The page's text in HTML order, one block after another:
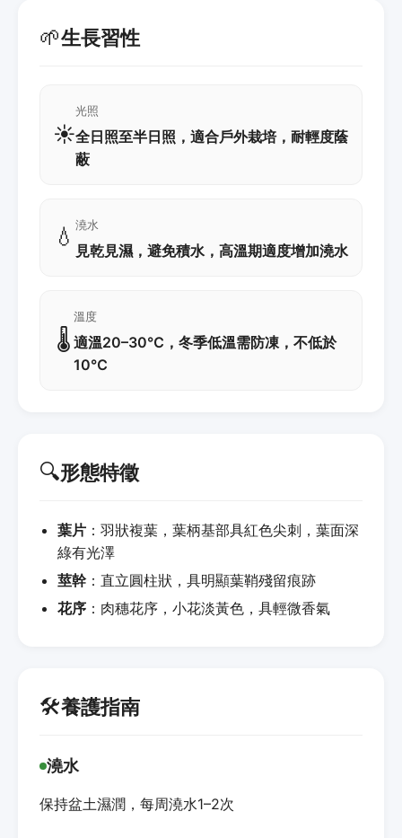
🌱生長習性
☀️
光照
全日照至半日照，適合戶外栽培，耐輕度蔭
蔽
💧 澆水
見乾見濕，避免積水，高溫期適度增加澆水
🌡️
溫度
適溫20–30℃，冬季低溫需防凍，不低於
10℃
🔍形態特徵
葉片 ：羽狀複葉，葉柄基部具紅色尖刺，葉面深
綠有光澤
莖幹：直立圓柱狀，具明顯葉鞘殘留痕跡
花序 ：肉穗花序，小花淡黃色，具輕微香氣
🛠️養護指南
澆水
保持盆土濕潤，每周澆水1–2次